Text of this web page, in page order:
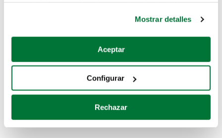
Si lo permite, también quisiéramos:
Recopilar información sobre su ubicación geográfica
Identificar su dispositivo analizándolo activamente
para buscar características específicas (huellas
Obtenga más información sobre cómo se procesan sus
Mostrar detalles
Aceptar
Configurar
Rechazar
Coches de segunda mano
Coches de km0